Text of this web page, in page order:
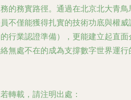
的務實路徑。通過在北京北大青
不僅能獲得扎實的技術功底與權
行業認證準備），更能建立起直
無處不在的成為支撐數字世界運行
轉載，請注明出處：